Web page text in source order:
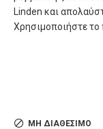
Linden και
Χρησιμοποιήστε το
ΜΗ ΔΙΑΘΈΣΙΜΟ